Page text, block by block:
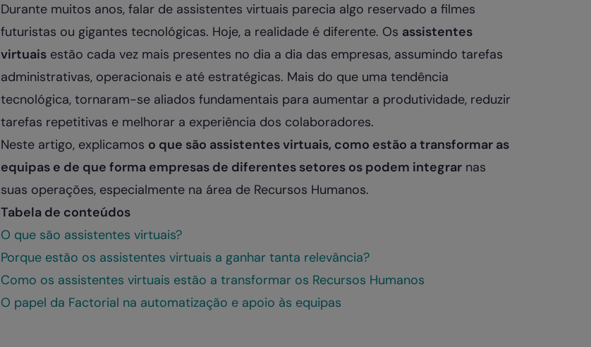
Durante muitos anos, falar de assistentes virtuais parecia algo reservado a filmes
futuristas ou gigantes tecnológicas. Hoje, a realidade é diferente. Os assistentes
virtuaisestão cada vez mais presentes no dia a dia das empresas, assumindo tarefas
administrativas, operacionais e até estratégicas. Mais do que uma tendência
tecnológica, tornaram-se aliados fundamentais para aumentar a produtividade, reduzir
tarefas repetitivas e melhorar a experiência dos colaboradores.
Neste artigo, explicamos o que são assistentes virtuais, como estão a transformar as
equipas e de que forma empresas de diferentes setores os podem integrarnas
suas operações, especialmente na área de Recursos Humanos.
Tabela de conteúdos
O que são assistentes virtuais?
Porque estão os assistentes virtuais a ganhar tanta relevância?
Como os assistentes virtuais estão a transformar os Recursos Humanos
O papel da Factorial na automatização e apoio às equipas